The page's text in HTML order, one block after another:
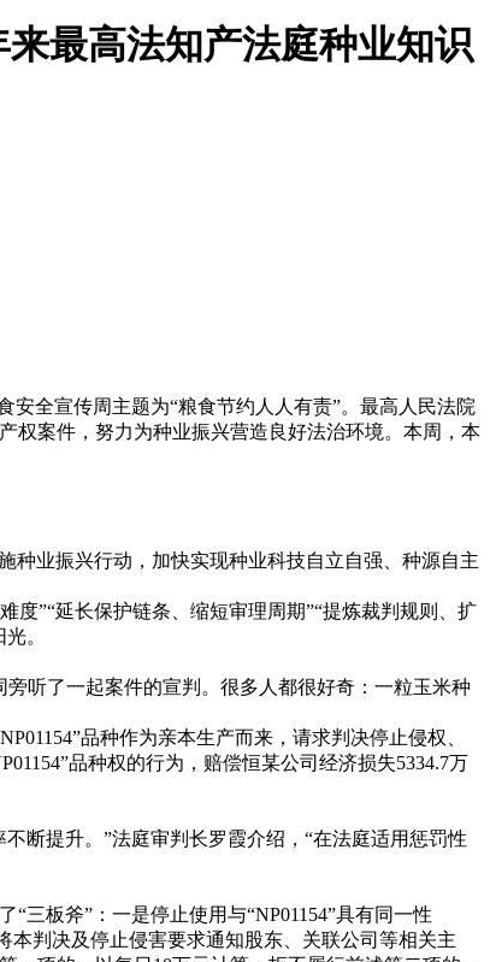
最高法知产法庭种业知识
全宣传周主题为“粮食节约人人有责”。最高人民法院
权案件，努力为种业振兴营造良好法治环境。本周，本
业振兴行动，加快实现种业科技自立自强、种源自主
”“延长保护链条、缩短审理周期”“提炼裁判规则、扩
。
听了一起案件的宣判。很多人都很好奇：一粒玉米种
品种作为亲本生产而来，请求判决停止侵权、
品种权的行为，赔偿恒某公司经济损失5334.7万
断提升。”法庭审判长罗霞介绍，“在法庭适用惩罚性
板斧”：一是停止使用与“NP01154”具有同一性
本判决及停止侵害要求通知股东、关联公司等相关主